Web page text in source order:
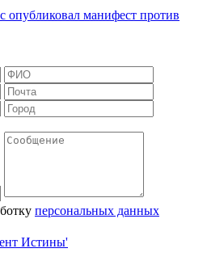
опубликовал манифест против
персональных данных